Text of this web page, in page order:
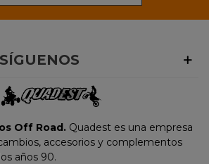
SÍGUENOS
Off Road. Quadest es una empresa
accesorios y complementos
años 90.